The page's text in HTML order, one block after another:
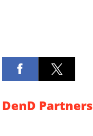
DenD Partners